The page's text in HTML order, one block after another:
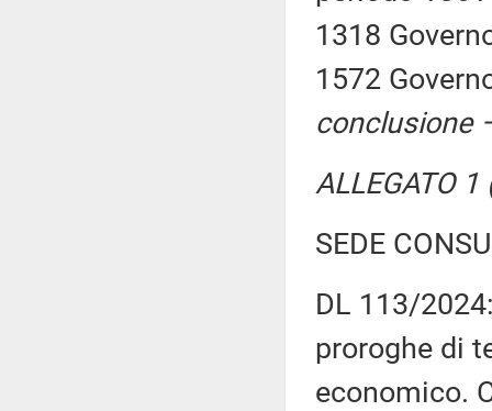
1318
1572
conclusione
ALLEGATO
SEDE
DL 113/
proroghe di
economico.